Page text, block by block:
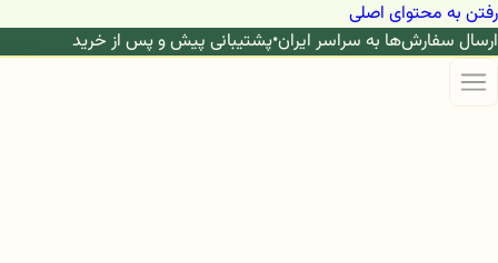
رفتن به محتوای اصلی
ارسال سفارش‌ها به سراسر ایران•پشتیبانی پیش و پس از خرید